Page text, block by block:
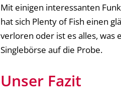
Mit einigen interessanten
hat sich Plenty of Fish einen
verloren oder ist es alles, was
Singlebörse auf die Probe.
Unser Fazit